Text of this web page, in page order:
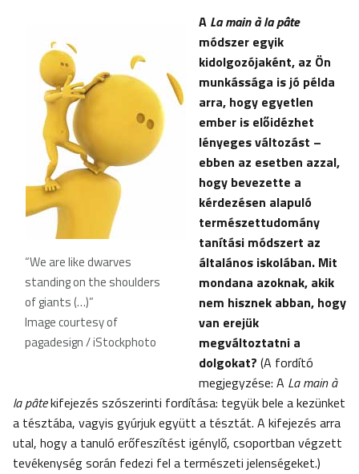
“We are like dwarves
standing on the shoulders
of giants (…)”
Image courtesy of
pagadesign / iStockphoto
A La main à la pâte
módszer egyik
kidolgozójaként, az Ön
munkássága is jó példa
arra, hogy egyetlen
ember is előidézhet
lényeges változást –
ebben az esetben azzal,
hogy bevezette a
kérdezésen alapuló
természettudomány
tanítási módszert az
általános iskolában. Mit
mondana azoknak, akik
nem hisznek abban, hogy
van erejük
megváltoztatni a
dolgokat? (A fordító
megjegyzése: A La main à
la pâtekifejezés szószerinti fordítása: tegyük bele a kezünket
a tésztába, vagyis gyúrjuk együtt a tésztát. A kifejezés arra
utal, hogy a tanuló erőfeszítést igénylő, csoportban végzett
tevékenység során fedezi fel a természeti jelenségeket.)